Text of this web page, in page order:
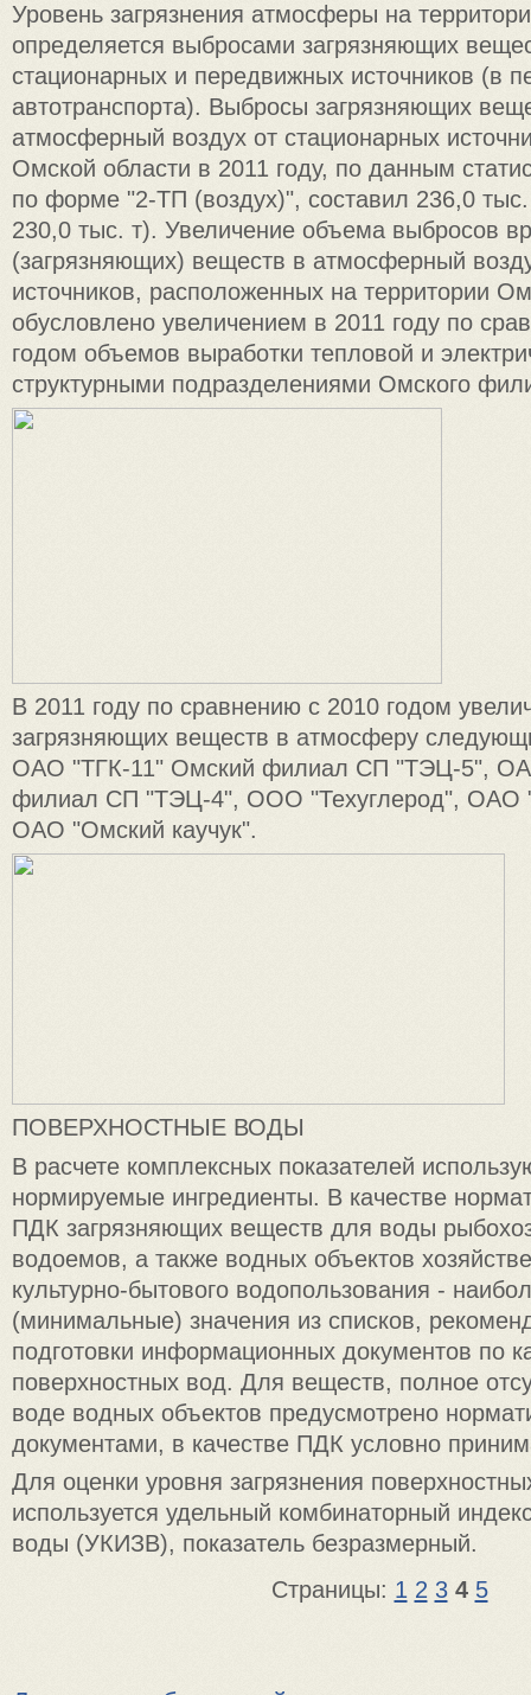
Уровень загрязнения атмосферы на
определяется выбросами загрязняющих
стационарных и передвижных источников (в
автотранспорта). Выбросы загрязняющих
атмосферный воздух от стационарных
Омской области в 2011 году, по данным
по форме "2-ТП (воздух)", составил 236,0
230,0 тыс. т). Увеличение объема выбросов
(загрязняющих) веществ в атмосферный
источников, расположенных на территории
обусловлено увеличением в 2011 году по
годом объемов выработки тепловой и
структурными подразделениями Омского
В 2011 году по сравнению с 2010 годом
загрязняющих веществ в атмосферу
ОАО "ТГК-11" Омский филиал СП "ТЭЦ-5",
филиал СП "ТЭЦ-4", ООО "Техуглерод", ОАО
ОАО "Омский каучук".
ПОВЕРХНОСТНЫЕ ВОДЫ
В расчете комплексных показателей
нормируемые ингредиенты. В качестве
ПДК загрязняющих веществ для воды
водоемов, а также водных объектов
культурно-бытового водопользования -
(минимальные) значения из списков,
подготовки информационных документов по
поверхностных вод. Для веществ, полное
воде водных объектов предусмотрено
документами, в качестве ПДК условно
Для оценки уровня загрязнения
используется удельный комбинаторный
воды (УКИЗВ), показатель безразмерный.
Страницы: 1 2 3 4 5